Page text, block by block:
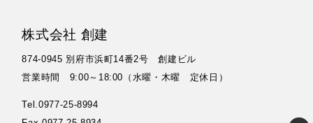
株式会社 創建
874-0945 別府市浜町14番2号 創建ビル
営業時間 9:00～18:00（水曜・木曜 定休日）
Tel.0977-25-8994